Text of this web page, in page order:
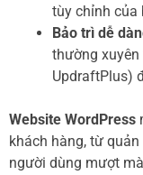
tùy chỉnh của
Bảo trì dễ
thường
UpdraftPlus)
Website WordPress
khách hàng, từ
người dùng mượt